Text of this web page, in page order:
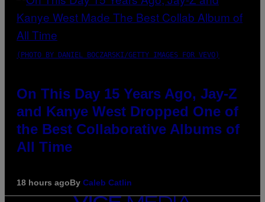
(PHOTO BY DANIEL BOCZARSKI/GETTY IMAGES FOR VEVO)
On This Day 15 Years Ago, Jay-Z
and Kanye West Dropped One of
the Best Collaborative Albums of
All Time
18 hours agoBy Caleb Catlin